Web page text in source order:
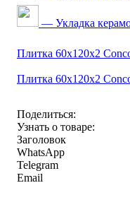
— Укладка
Плитка 60x120x2
Плитка 60x120x2
Поделиться:
Узнать о товаре:
Заголовок
WhatsApp
Telegram
Email